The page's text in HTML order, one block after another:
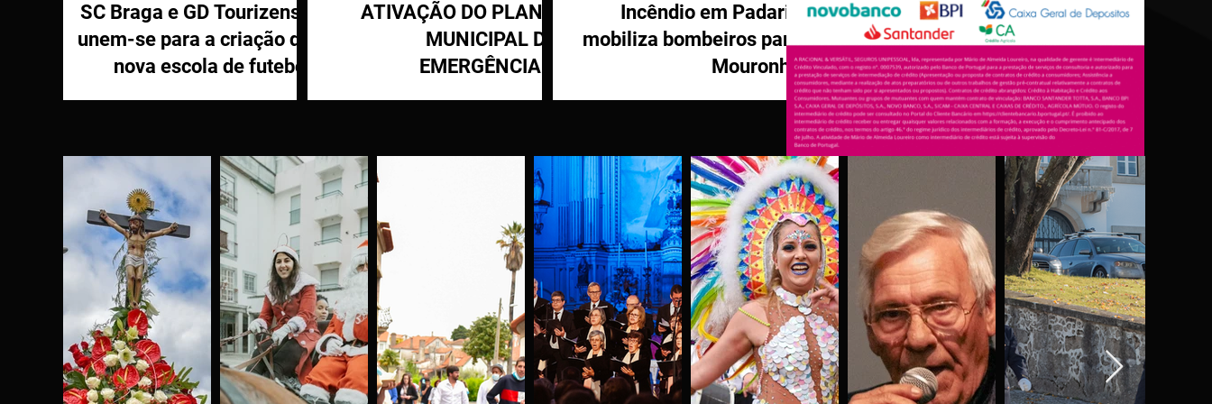
SC Braga e GD Tourizense
unem-se para a criação de
nova escola de futebol
ATIVAÇÃO DO PLANO
MUNICIPAL DE
EMERGÊNCIA E
Incêndio em Padaria
mobiliza bombeiros para
Mouronho